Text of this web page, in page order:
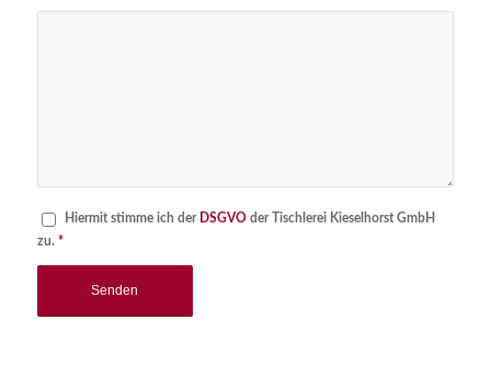
Hiermit stimme ich der DSGVOder Tischlerei Kieselhorst GmbH
zu. *